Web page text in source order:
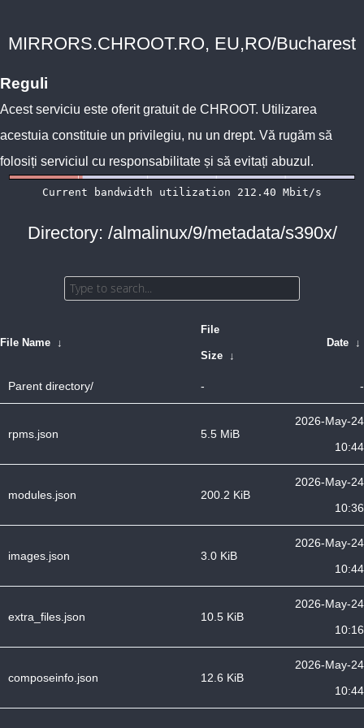
MIRRORS.CHROOT.RO, EU,RO/Bucharest
Reguli
Acest serviciu este oferit gratuit de CHROOT. Utilizarea
acestuia constituie un privilegiu, nu un drept. Vă rugăm să
folosiți serviciul cu responsabilitate și să evitați abuzul.
Directory: /almalinux/9/metadata/s390x/
File Name ↓
File
Size ↓
Date ↓
Parent directory/ - -
rpms.json 5.5 MiB
2026-May-24
10:44
modules.json 200.2 KiB
2026-May-24
10:36
images.json 3.0 KiB
2026-May-24
10:44
extra_files.json 10.5 KiB
2026-May-24
10:16
composeinfo.json 12.6 KiB
2026-May-24
10:44